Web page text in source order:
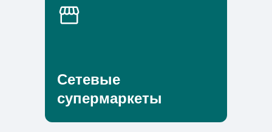
Сетевые
супермаркеты